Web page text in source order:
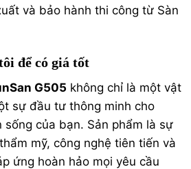
và bảo hành thi công từ Sàn
để có giá tốt
G505 không chỉ là một vật
sự đầu tư thông minh cho
sống của bạn. Sản phẩm là sự
mỹ, công nghệ tiên tiến và
ứng hoàn hảo mọi yêu cầu